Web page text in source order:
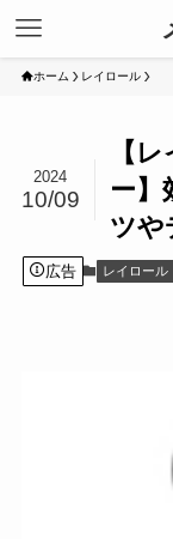
ホーム レイロール
【
ー】
ツや
2024
10/09
広告 レイロール